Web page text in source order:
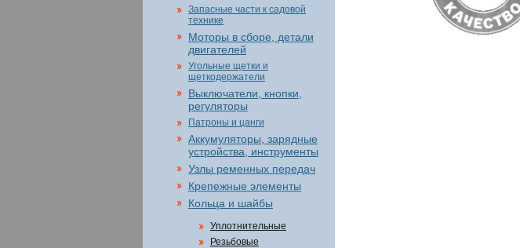
Запасные части к садовой
технике
Моторы в сборе, детали
двигателей
Угольные щетки и
щеткодержатели
Выключатели, кнопки,
регуляторы
Патроны и цанги
Аккумуляторы, зарядные
устройства, инструменты
Узлы ременных передач
Крепежные элементы
Кольца и шайбы
Уплотнительные
Резьбовые